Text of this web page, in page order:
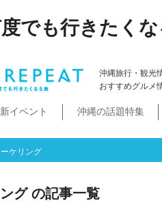
でも行きたく
沖縄旅行・観光
おすすめグルメ
イベント 沖縄の話題特集
豊見城市
八重瀬町・与那原町・南風原町
ケリング
グ の記事一覧